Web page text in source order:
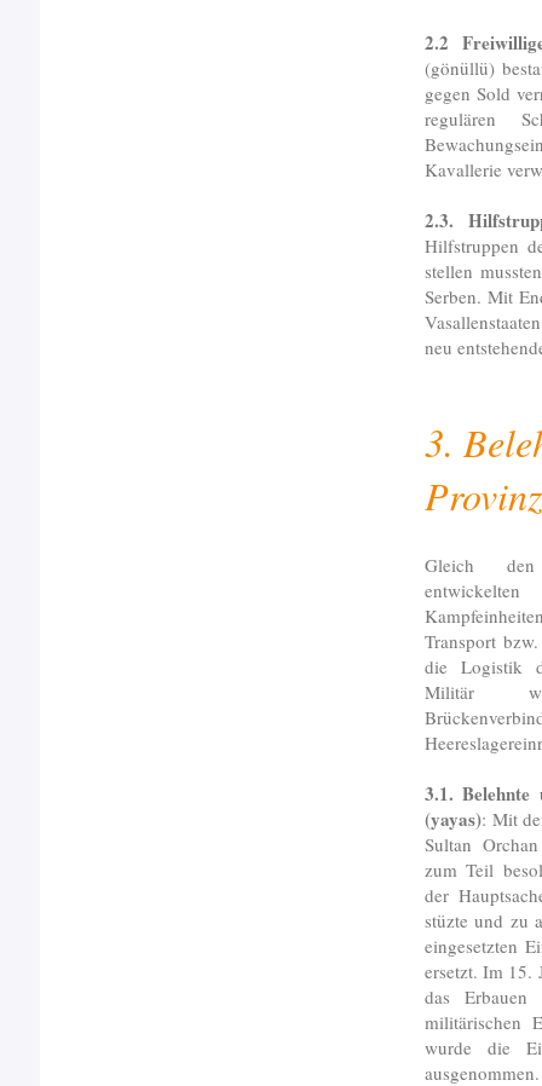
2.2
(gönüllü)
gegen Sold
regulären
Kavallerie
2.3.
Hilfstruppen
stellen
Serben. Mit
neu
3.
Gleich den
Transport
die Logistik
Militär
3.1. Belehnte
(yayas): Mit
Sultan
zum Teil
der
stüzte und zu
eingesetzten
ersetzt. Im 15.
das
militärischen
wurde die
ausgenommen.